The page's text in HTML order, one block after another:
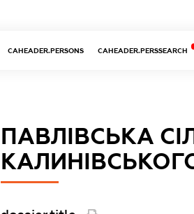
CAHEADER.PERSONS CAHEADER.PERSSEARCH
ПАВЛІВСЬКА